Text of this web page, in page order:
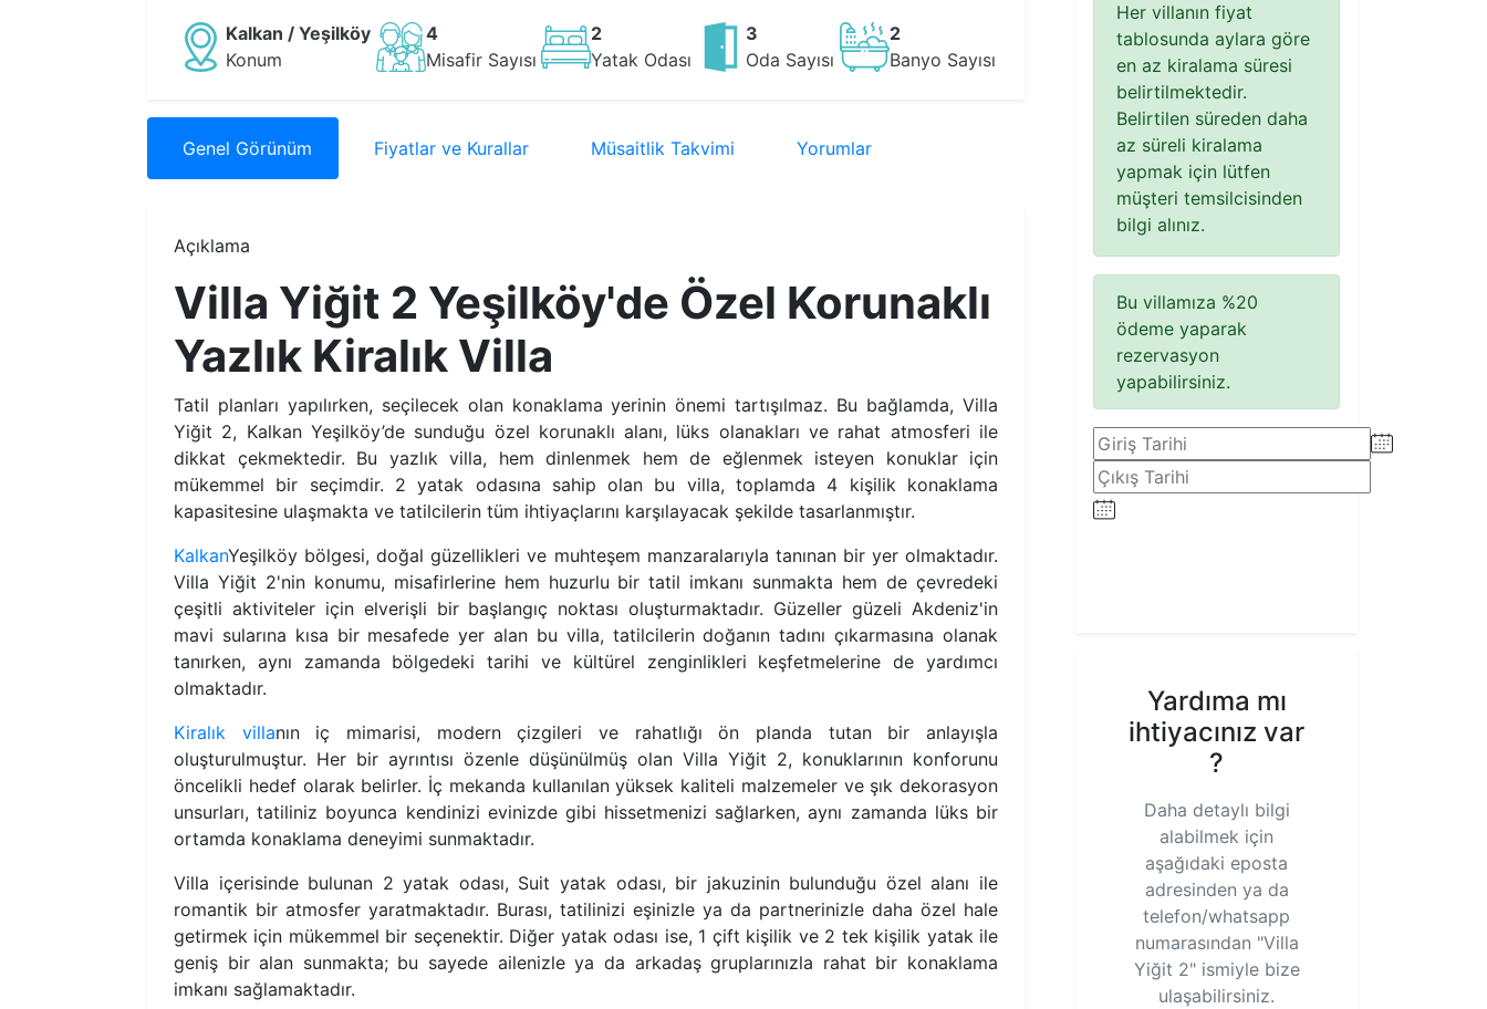
Kalkan / Yeşilköy
Konum
4
Misafir Sayısı
2
Yatak Odası
3
Oda Sayısı
2
Banyo Sayısı
Genel Görünüm Fiyatlar ve Kurallar Müsaitlik Takvimi Yorumlar
Açıklama
Villa Yiğit 2 Yeşilköy'de Özel Korunaklı
Yazlık Kiralık Villa
Tatil planları yapılırken, seçilecek olan konaklama yerinin önemi tartışılmaz. Bu bağlamda, Villa
Yiğit 2, Kalkan Yeşilköy’de sunduğu özel korunaklı alanı, lüks olanakları ve rahat atmosferi ile
dikkat çekmektedir. Bu yazlık villa, hem dinlenmek hem de eğlenmek isteyen konuklar için
mükemmel bir seçimdir. 2 yatak odasına sahip olan bu villa, toplamda 4 kişilik konaklama
kapasitesine ulaşmakta ve tatilcilerin tüm ihtiyaçlarını karşılayacak şekilde tasarlanmıştır.
KalkanYeşilköy bölgesi, doğal güzellikleri ve muhteşem manzaralarıyla tanınan bir yer olmaktadır.
Villa Yiğit 2'nin konumu, misafirlerine hem huzurlu bir tatil imkanı sunmakta hem de çevredeki
çeşitli aktiviteler için elverişli bir başlangıç noktası oluşturmaktadır. Güzeller güzeli Akdeniz'in
mavi sularına kısa bir mesafede yer alan bu villa, tatilcilerin doğanın tadını çıkarmasına olanak
tanırken, aynı zamanda bölgedeki tarihi ve kültürel zenginlikleri keşfetmelerine de yardımcı
olmaktadır.
Kiralık villanın iç mimarisi, modern çizgileri ve rahatlığı ön planda tutan bir anlayışla
oluşturulmuştur. Her bir ayrıntısı özenle düşünülmüş olan Villa Yiğit 2, konuklarının konforunu
öncelikli hedef olarak belirler. İç mekanda kullanılan yüksek kaliteli malzemeler ve şık dekorasyon
unsurları, tatiliniz boyunca kendinizi evinizde gibi hissetmenizi sağlarken, aynı zamanda lüks bir
ortamda konaklama deneyimi sunmaktadır.
Villa içerisinde bulunan 2 yatak odası, Suit yatak odası, bir jakuzinin bulunduğu özel alanı ile
romantik bir atmosfer yaratmaktadır. Burası, tatilinizi eşinizle ya da partnerinizle daha özel hale
getirmek için mükemmel bir seçenektir. Diğer yatak odası ise, 1 çift kişilik ve 2 tek kişilik yatak ile
geniş bir alan sunmakta; bu sayede ailenizle ya da arkadaş gruplarınızla rahat bir konaklama
imkanı sağlamaktadır.
Her villanın fiyat
tablosunda aylara göre
en az kiralama süresi
belirtilmektedir.
Belirtilen süreden daha
az süreli kiralama
yapmak için lütfen
müşteri temsilcisinden
bilgi alınız.
Bu villamıza %20
ödeme yaparak
rezervasyon
yapabilirsiniz.
Yardıma mı
ihtiyacınız var
?
Daha detaylı bilgi
alabilmek için
aşağıdaki eposta
adresinden ya da
telefon/whatsapp
numarasından "Villa
Yiğit 2"ismiyle bize
ulaşabilirsiniz.